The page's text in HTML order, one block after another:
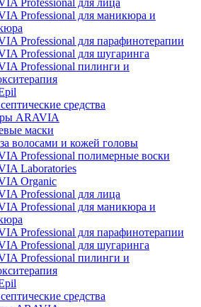
Professional для лица
Professional для маникюра и
Professional для парафинотерапии
Professional для шугаринга
Professional пилинги и
средства
ARAVIA
маски
волосами и кожей головы
Professional полимерные воски
Laboratories
Organic
Professional для лица
Professional для маникюра и
Professional для парафинотерапии
Professional для шугаринга
Professional пилинги и
средства